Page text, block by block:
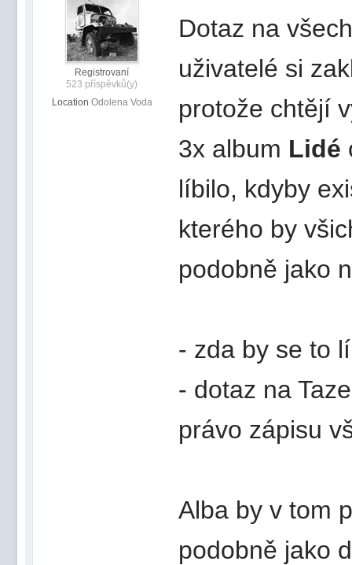
Registrovaní
523 příspěvků(y)
Location Odolena Voda
Dotaz na
uživatelé si
protože chtějí
3x album Lidé
líbilo, kdyby
kterého by
podobně jako
- zda by se to
- dotaz na
právo zápisu
Alba by v tom
podobně jako